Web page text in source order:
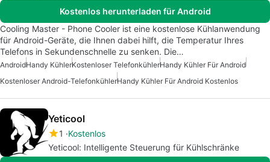
Kostenlos herunterladen für Android
Cooling Master - Phone Cooler ist eine kostenlose Kühlanwendung
für Android-Geräte, die Ihnen dabei hilft, die Temperatur Ihres
Telefons in Sekundenschnelle zu senken. Die…
AndroidHandy KühlerKostenloser TelefonkühlerHandy Kühler Für Android
Kostenloser Android-TelefonkühlerHandy Kühler Für Android Kostenlos
Yeticool
1
Kostenlos
Yeticool: Intelligente Steuerung für Kühlschränke